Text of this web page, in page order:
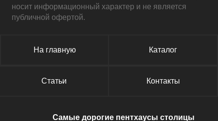
носит информационный характер и не является
публичной офертой.
На главную Каталог
Статьи Контакты
Самые дорогие пентхаусы столицы